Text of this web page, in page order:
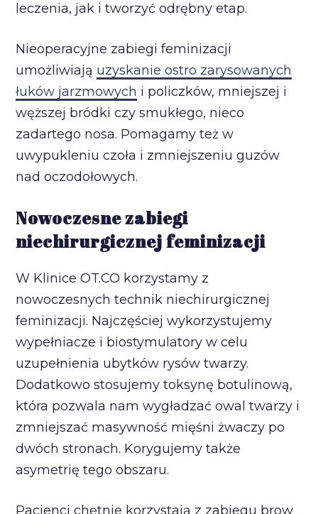
leczenia, jak i tworzyć odrębny etap.
Nieoperacyjne zabiegi feminizacji
umożliwiają uzyskanie ostro zarysowanych
łuków jarzmowych i policzków, mniejszej i
węższej bródki czy smukłego, nieco
zadartego nosa. Pomagamy też w
uwypukleniu czoła i zmniejszeniu guzów
nad oczodołowych.
Nowoczesne zabiegi
niechirurgicznej feminizacji
W Klinice OT.CO korzystamy z
nowoczesnych technik niechirurgicznej
feminizacji. Najczęściej wykorzystujemy
wypełniacze i biostymulatory w celu
uzupełnienia ubytków rysów twarzy.
Dodatkowo stosujemy toksynę botulinową,
która pozwala nam wygładzać owal twarzy i
zmniejszać masywność mięśni żwaczy po
dwóch stronach. Korygujemy także
asymetrię tego obszaru.
Pacjenci chętnie korzystają z zabiegu brow